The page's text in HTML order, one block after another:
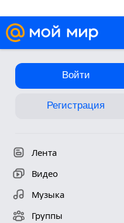
Войти
Регистрация
Лента
Видео
Музыка
Группы